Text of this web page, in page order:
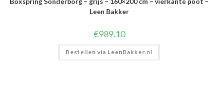
Leen Bakker
€989.10
Bestellen via LeenBakker.nl